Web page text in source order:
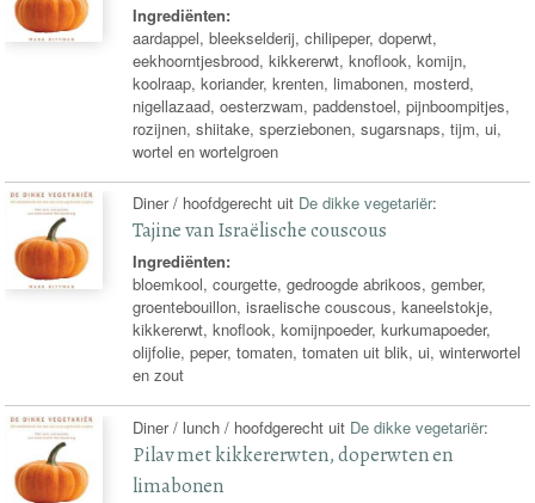
Ingrediënten:
aardappel, bleekselderij, chilipeper, doperwt,
eekhoorntjesbrood, kikkererwt, knoflook, komijn,
koolraap, koriander, krenten, limabonen, mosterd,
nigellazaad, oesterzwam, paddenstoel, pijnboompitjes,
rozijnen, shiitake, sperziebonen, sugarsnaps, tijm, ui,
wortel en wortelgroen
Diner / hoofdgerecht uit De dikke vegetariër:
Tajine van Israëlische couscous
Ingrediënten:
bloemkool, courgette, gedroogde abrikoos, gember,
groentebouillon, israelische couscous, kaneelstokje,
kikkererwt, knoflook, komijnpoeder, kurkumapoeder,
olijfolie, peper, tomaten, tomaten uit blik, ui, winterwortel
en zout
Diner / lunch / hoofdgerecht uit De dikke vegetariër:
Pilav met kikkererwten, doperwten en
limabonen